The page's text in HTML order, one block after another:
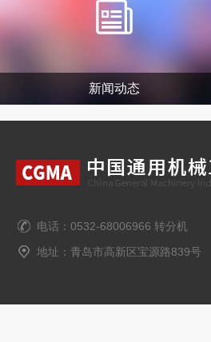
新闻动态
电话：0532-68006966 转分机
地址：青岛市高新区宝源路839号